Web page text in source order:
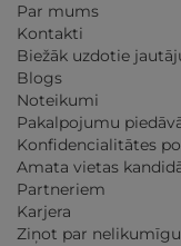
Par mums
Kontakti
Biežāk uzdotie
Blogs
Noteikumi
Pakalpojumu
Konfidencialitātes
Amata vietas
Partneriem
Karjera
Ziņot par